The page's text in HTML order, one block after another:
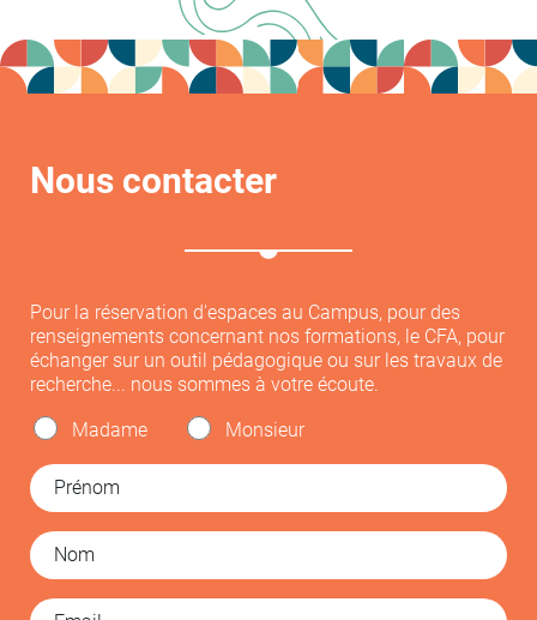
Nous contacter
Pour la réservation d'espaces au Campus, pour des
renseignements concernant nos formations, le CFA, pour
échanger sur un outil pédagogique ou sur les travaux de
recherche... nous sommes à votre écoute.
Madame
Monsieur